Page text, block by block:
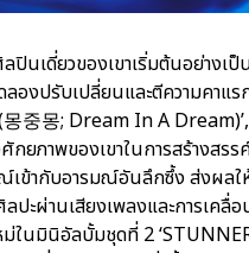
ปินเดี่ยวของเขาเริ่มต้นอย่างเ
องปรับเปลี่ยนและตีความคาแ
몽중몽; Dream In A
ยภาพของเขาในการสร้างสร
เข้ากับอารมณ์อันลึกซึ้ง ส่งผลใ
ปะผ่านเสียงเพลงและการเคลื่อ
นมินิอัลบั้มชุดที่ 2